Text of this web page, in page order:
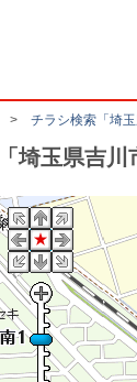
> チラシ検索「埼
「埼玉県吉